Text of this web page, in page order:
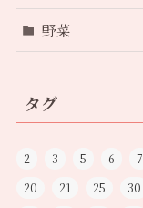
野菜
タグ
2 3 5 6 7
20
21 25 30